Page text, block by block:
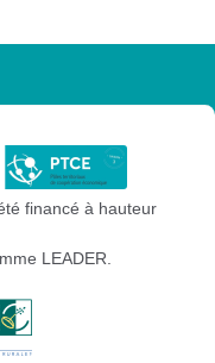
financé à hauteur
LEADER.